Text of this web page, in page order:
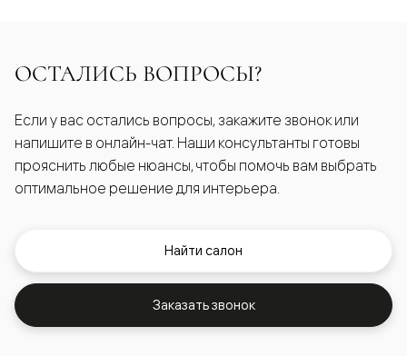
ОСТАЛИСЬ ВОПРОСЫ?
Если у вас остались вопросы, закажите звонок или
напишите в онлайн-чат. Наши консультанты готовы
прояснить любые нюансы, чтобы помочь вам выбрать
оптимальное решение для интерьера.
Найти салон
Заказать звонок